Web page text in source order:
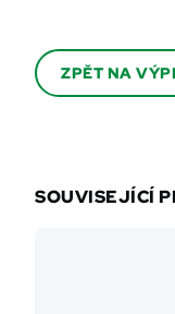
ZPĚT NA
SOUVISEJÍCÍ